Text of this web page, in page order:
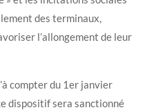
des terminaux,
l’allongement de leur
compter du 1er janvier
dispositif sera sanctionné